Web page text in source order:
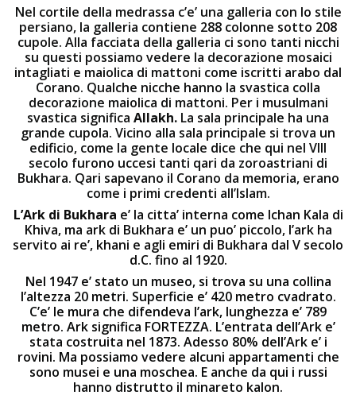
Nel cortile della medrassa c’e’ una galleria con lo stile
persiano, la galleria contiene 288 colonne sotto 208
cupole. Alla facciata della galleria ci sono tanti nicchi
su questi possiamo vedere la decorazione mosaici
intagliati e maiolica di mattoni come iscritti arabo dal
Corano. Qualche nicche hanno la svastica colla
decorazione maiolica di mattoni. Per i musulmani
svastica significa Allakh. La sala principale ha una
grande cupola. Vicino alla sala principale si trova un
edificio, come la gente locale dice che qui nel VIII
secolo furono uccesi tanti qari da zoroastriani di
Bukhara. Qari sapevano il Corano da memoria, erano
come i primi credenti all’Islam.
L’Ark di Bukhara e’ la citta’ interna come Ichan Kala di
Khiva, ma ark di Bukhara e’ un puo’ piccolo, l’ark ha
servito ai re’, khani e agli emiri di Bukhara dal V secolo
d.C. fino al 1920.
Nel 1947 e’ stato un museo, si trova su una collina
l’altezza 20 metri. Superficie e’ 420 metro cvadrato.
C’e’ le mura che difendeva l’ark, lunghezza e’ 789
metro. Ark significa FORTEZZA. L’entrata dell’Ark e’
stata costruita nel 1873. Adesso 80% dell’Ark e’ i
rovini. Ma possiamo vedere alcuni appartamenti che
sono musei e una moschea. E anche da qui i russi
hanno distrutto il minareto kalon.